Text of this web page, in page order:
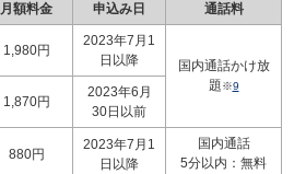
月額料金 申込み日 通話料
1,980円
2023年7月1
日以降
国内通話かけ放
題※9
1,870円
2023年6月
30日以前
880円
2023年7月1
日以降
国内通話
5分以内：無料